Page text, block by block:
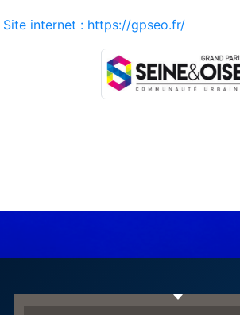
Site internet : https://gpseo.fr/